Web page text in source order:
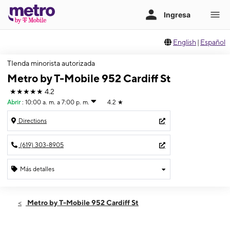
English | Español
TIenda minorista autorizada
Metro by T-Mobile 952 Cardiff St
★★★★★ 4.2
Abrir : 10:00 a. m. a 7:00 p. m. 4.2 ★
Directions
(619) 303-8905
Más detalles
Sábado:10:00 a. m. a 7:00 p. m.
Metro by T-Mobile 952 Cardiff St